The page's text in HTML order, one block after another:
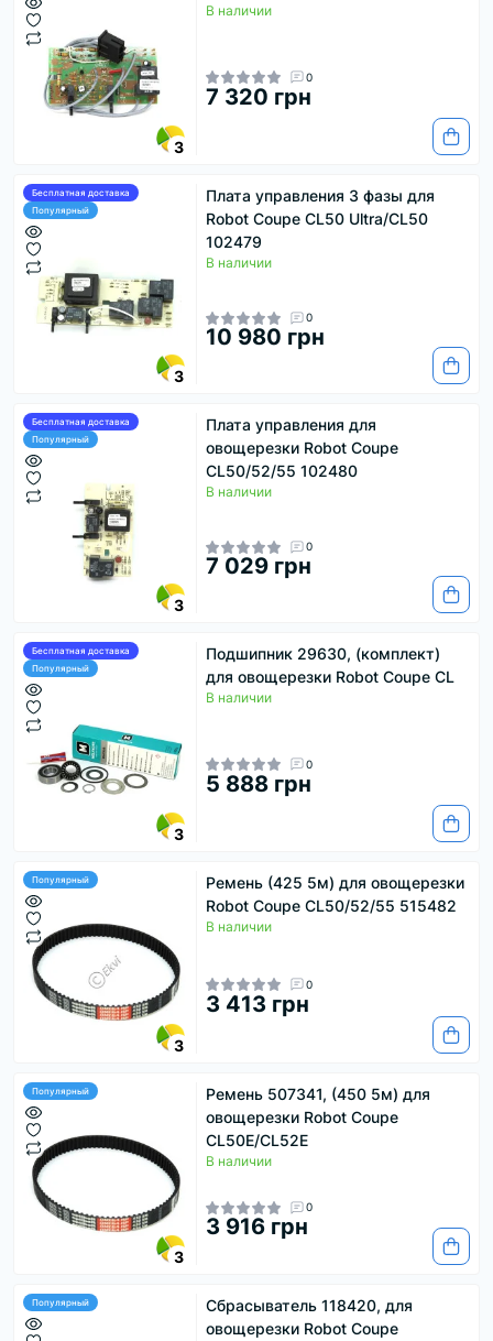
3
В наличии
0
7 320 грн
Бесплатная доставка
Популярный
3
Плата управления 3 фазы для
Robot Coupe CL50 Ultra/CL50
102479
В наличии
0
10 980 грн
Бесплатная доставка
Популярный
3
Плата управления для
овощерезки Robot Coupe
CL50/52/55 102480
В наличии
0
7 029 грн
Бесплатная доставка
Популярный
3
Подшипник 29630, (комплект)
для овощерезки Robot Coupe CL
В наличии
0
5 888 грн
Популярный
3
Ремень (425 5м) для овощерезки
Robot Coupe CL50/52/55 515482
В наличии
0
3 413 грн
Популярный
3
Ремень 507341, (450 5м) для
овощерезки Robot Coupe
CL50E/CL52E
В наличии
0
3 916 грн
Популярный
Сбрасыватель 118420, для
овощерезки Robot Coupe